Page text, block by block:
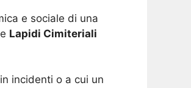
e sociale di una
Lapidi Cimiteriali
incidenti o a cui un